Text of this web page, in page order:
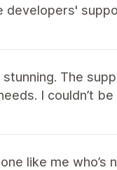
developers'
The
I couldn’t
like me who’s